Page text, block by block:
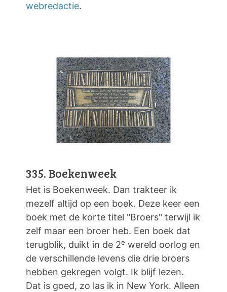
webredactie.
335. Boekenweek
Het is Boekenweek. Dan trakteer ik
mezelf altijd op een boek. Deze keer een
boek met de korte titel "Broers" terwijl ik
zelf maar een broer heb. Een boek dat
terugblik, duikt in de 2e wereld oorlog en
de verschillende levens die drie broers
hebben gekregen volgt. Ik blijf lezen.
Dat is goed, zo las ik in New York. Alleen